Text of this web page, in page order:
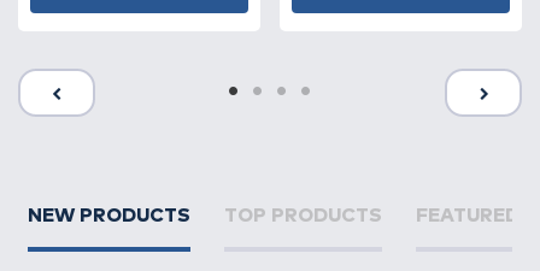
NEW PRODUCTS TOP PRODUCTS FEATURED